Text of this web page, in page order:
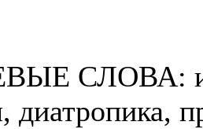
СЛОВА:
диатропика,